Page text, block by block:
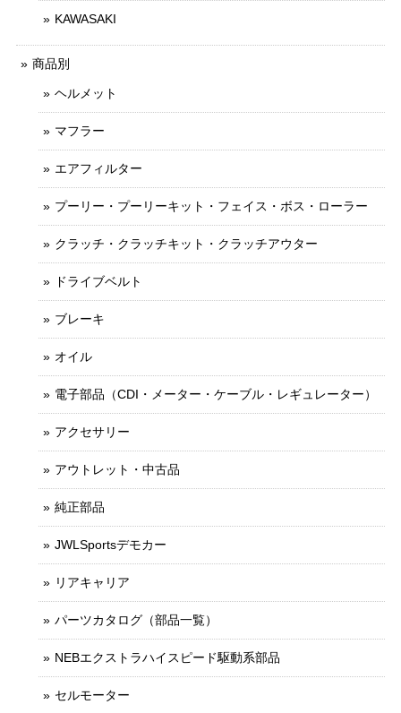
KAWASAKI
商品別
ヘルメット
マフラー
エアフィルター
プーリー・プーリーキット・フェイス・ボス・ローラー
クラッチ・クラッチキット・クラッチアウター
ドライブベルト
ブレーキ
オイル
電子部品（CDI・メーター・ケーブル・レギュレーター）
アクセサリー
アウトレット・中古品
純正部品
JWLSportsデモカー
リアキャリア
パーツカタログ（部品一覧）
NEBエクストラハイスピード駆動系部品
セルモーター